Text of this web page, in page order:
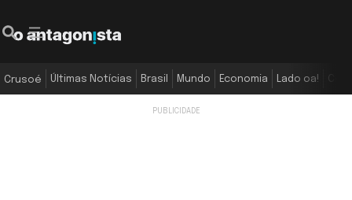
Crusoé Últimas Notícias Brasil Mundo Economia Lado oa!